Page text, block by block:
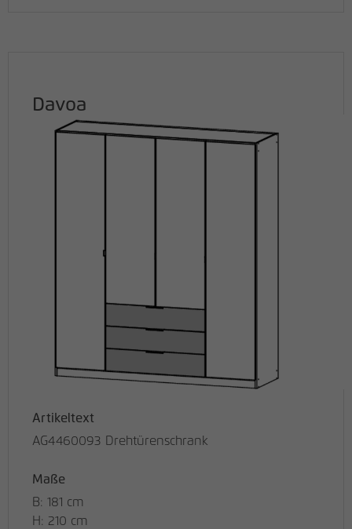
Davoa
Artikeltext
AG4460093 Drehtürenschrank
Maße
B: 181 cm
H: 210 cm